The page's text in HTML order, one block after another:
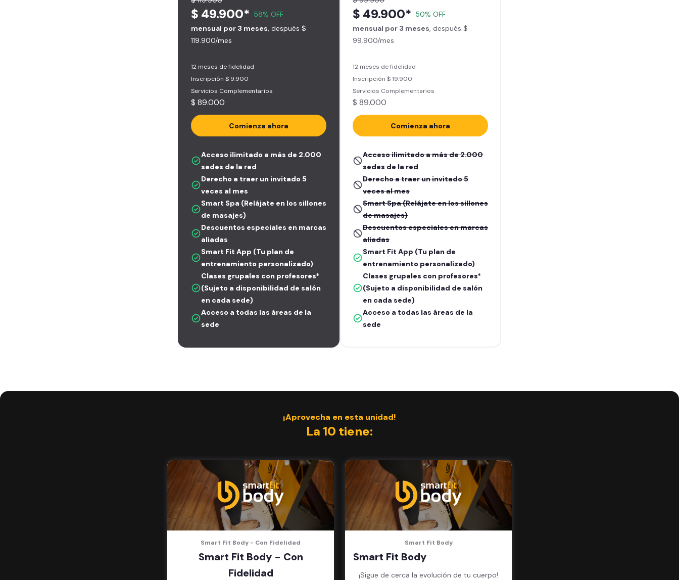
$ 49.900* 58% OFF
mensual por 3 meses, después $
119.900/mes
12 meses de fidelidad
Inscripción $ 9.900
Servicios Complementarios
$ 89.000
Comienza ahora
Acceso ilimitado a más de 2.000
sedes de la red
Derecho a traer un invitado 5
veces al mes
Smart Spa (Relájate en los sillones
de masajes)
Descuentos especiales en marcas
aliadas
Smart Fit App (Tu plan de
entrenamiento personalizado)
Clases grupales con profesores*
(Sujeto a disponibilidad de salón
en cada sede)
Acceso a todas las áreas de la
sede
$ 49.900* 50% OFF
mensual por 3 meses, después $
99.900/mes
12 meses de fidelidad
Inscripción $ 19.900
Servicios Complementarios
$ 89.000
Comienza ahora
Acceso ilimitado a más de 2.000
sedes de la red
Derecho a traer un invitado 5
veces al mes
Smart Spa (Relájate en los sillones
de masajes)
Descuentos especiales en marcas
aliadas
Smart Fit App (Tu plan de
entrenamiento personalizado)
Clases grupales con profesores*
(Sujeto a disponibilidad de salón
en cada sede)
Acceso a todas las áreas de la
sede
¡Aprovecha en esta unidad!
La 10 tiene:
Smart Fit Body - Con Fidelidad
Smart Fit Body - Con
Fidelidad
Smart Fit Body
Smart Fit Body
¡Sigue de cerca la evolución de tu cuerpo!